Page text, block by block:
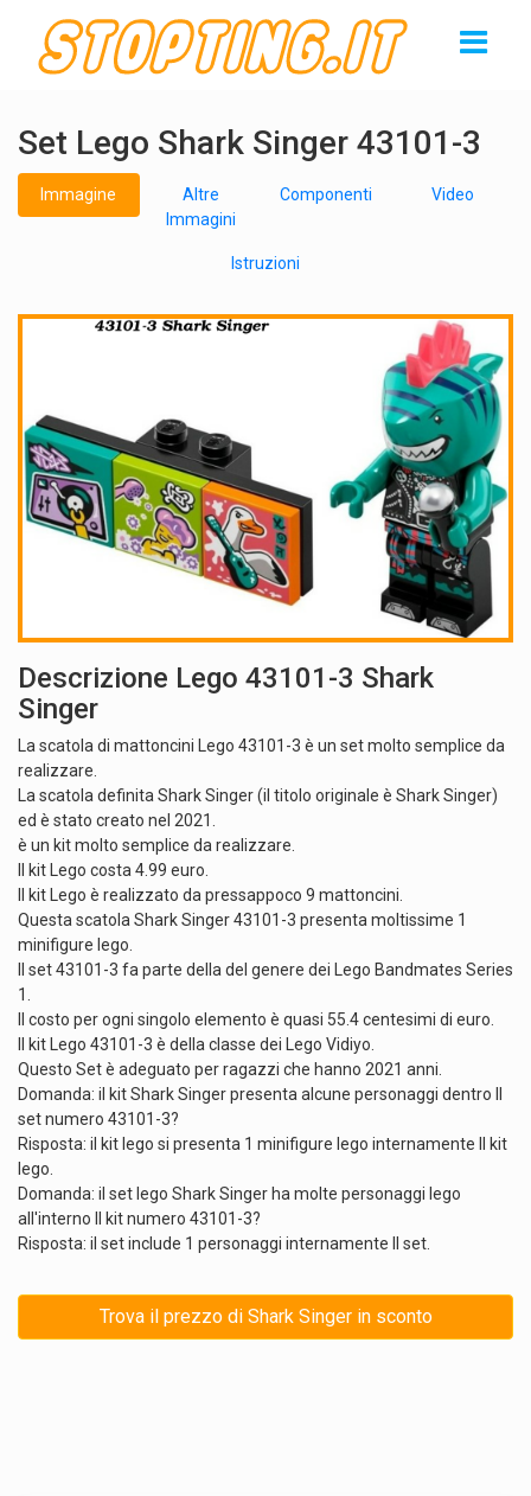
Set Lego Shark Singer 43101-3
Immagine
Altre
Immagini
Componenti Video
Istruzioni
Descrizione Lego 43101-3 Shark
Singer
La scatola di mattoncini Lego 43101-3 è un set molto semplice da
realizzare.
La scatola definita Shark Singer (il titolo originale è Shark Singer)
ed è stato creato nel 2021.
è un kit molto semplice da realizzare.
Il kit Lego costa 4.99 euro.
Il kit Lego è realizzato da pressappoco 9 mattoncini.
Questa scatola Shark Singer 43101-3 presenta moltissime 1
minifigure lego.
Il set 43101-3 fa parte della del genere dei Lego Bandmates Series
1.
Il costo per ogni singolo elemento è quasi 55.4 centesimi di euro.
Il kit Lego 43101-3 è della classe dei Lego Vidiyo.
Questo Set è adeguato per ragazzi che hanno 2021 anni.
Domanda: il kit Shark Singer presenta alcune personaggi dentro Il
set numero 43101-3?
Risposta: il kit lego si presenta 1 minifigure lego internamente Il kit
lego.
Domanda: il set lego Shark Singer ha molte personaggi lego
all'interno Il kit numero 43101-3?
Risposta: il set include 1 personaggi internamente Il set.
Trova il prezzo di Shark Singer in sconto